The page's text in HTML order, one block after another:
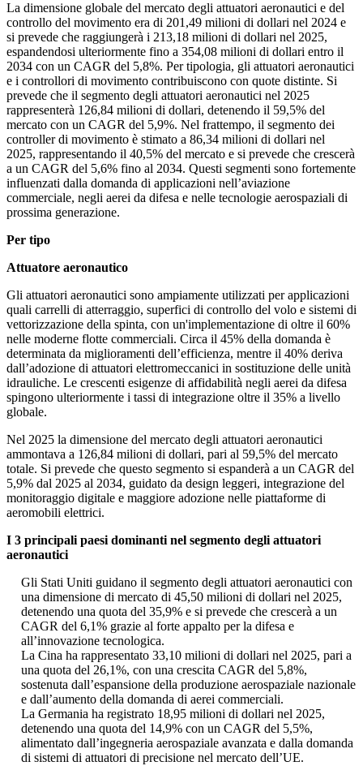
La dimensione globale del mercato degli attuatori aeronautici e del
controllo del movimento era di 201,49 milioni di dollari nel 2024 e
si prevede che raggiungerà i 213,18 milioni di dollari nel 2025,
espandendosi ulteriormente fino a 354,08 milioni di dollari entro il
2034 con un CAGR del 5,8%. Per tipologia, gli attuatori aeronautici
e i controllori di movimento contribuiscono con quote distinte. Si
prevede che il segmento degli attuatori aeronautici nel 2025
rappresenterà 126,84 milioni di dollari, detenendo il 59,5% del
mercato con un CAGR del 5,9%. Nel frattempo, il segmento dei
controller di movimento è stimato a 86,34 milioni di dollari nel
2025, rappresentando il 40,5% del mercato e si prevede che crescerà
a un CAGR del 5,6% fino al 2034. Questi segmenti sono fortemente
influenzati dalla domanda di applicazioni nell’aviazione
commerciale, negli aerei da difesa e nelle tecnologie aerospaziali di
prossima generazione.
Per tipo
Attuatore aeronautico
Gli attuatori aeronautici sono ampiamente utilizzati per applicazioni
quali carrelli di atterraggio, superfici di controllo del volo e sistemi di
vettorizzazione della spinta, con un'implementazione di oltre il 60%
nelle moderne flotte commerciali. Circa il 45% della domanda è
determinata da miglioramenti dell’efficienza, mentre il 40% deriva
dall’adozione di attuatori elettromeccanici in sostituzione delle unità
idrauliche. Le crescenti esigenze di affidabilità negli aerei da difesa
spingono ulteriormente i tassi di integrazione oltre il 35% a livello
globale.
Nel 2025 la dimensione del mercato degli attuatori aeronautici
ammontava a 126,84 milioni di dollari, pari al 59,5% del mercato
totale. Si prevede che questo segmento si espanderà a un CAGR del
5,9% dal 2025 al 2034, guidato da design leggeri, integrazione del
monitoraggio digitale e maggiore adozione nelle piattaforme di
aeromobili elettrici.
I 3 principali paesi dominanti nel segmento degli attuatori
aeronautici
Gli Stati Uniti guidano il segmento degli attuatori aeronautici con
una dimensione di mercato di 45,50 milioni di dollari nel 2025,
detenendo una quota del 35,9% e si prevede che crescerà a un
CAGR del 6,1% grazie al forte appalto per la difesa e
all’innovazione tecnologica.
La Cina ha rappresentato 33,10 milioni di dollari nel 2025, pari a
una quota del 26,1%, con una crescita CAGR del 5,8%,
sostenuta dall’espansione della produzione aerospaziale nazionale
e dall’aumento della domanda di aerei commerciali.
La Germania ha registrato 18,95 milioni di dollari nel 2025,
detenendo una quota del 14,9% con un CAGR del 5,5%,
alimentato dall’ingegneria aerospaziale avanzata e dalla domanda
di sistemi di attuatori di precisione nel mercato dell’UE.